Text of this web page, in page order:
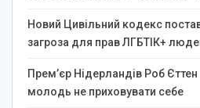
Новий Цивільний кодекс
загроза для прав ЛГБТІК+
Прем’єр Нідерландів Роб Єттен
молодь не приховувати себе